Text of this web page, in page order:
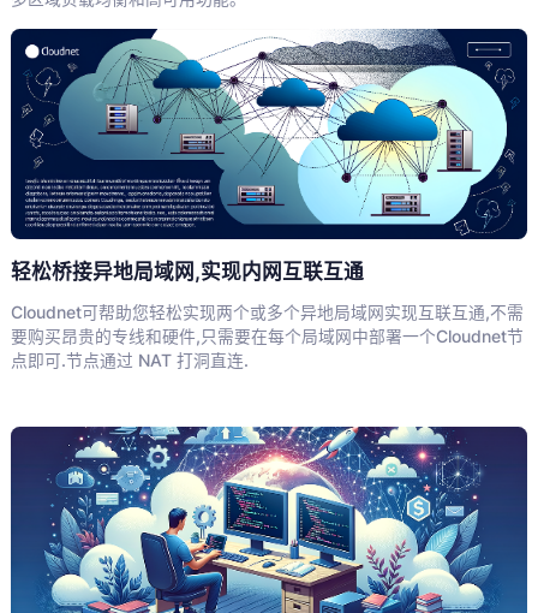
轻松桥接异地局域网,实现内网互联互通
Cloudnet可帮助您轻松实现两个或多个异地局域网实现互联互通,不需
要购买昂贵的专线和硬件,只需要在每个局域网中部署一个Cloudnet节
点即可.节点通过 NAT 打洞直连.